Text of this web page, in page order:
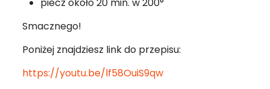
piecz około 20 min. w 200°
Smacznego!
Poniżej znajdziesz link do przepisu:
https://youtu.be/lf58OuiS9qw